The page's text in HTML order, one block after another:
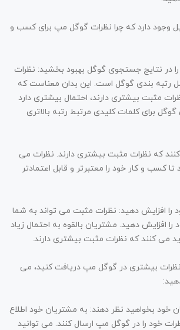
وجود دارد که چرا نظرات گوگل مپ برای کسب و
نتایج جستجوی گوگل بهبود بخشید: نظرات
رتبه بندی گوگل است. این بدان معناست که
مثبت بیشتری دارند، احتمال بیشتری دارد
برای کلمات کلیدی مرتبط رتبه بالاتری
که نظرات مثبت بیشتری دارند. نظرات می
کسب و کار خود را معتبرتر و قابل اعتمادتر
دهید: نظرات مثبت می تواند به شما
افزایش دهید. مشتریان بالقوه به احتمال زیاد
می کنند که نظرات مثبت بیشتری دارند.
بیشتری در گوگل مپ دریافت کنید، می
بخواهید نظر دهند: به مشتریان خود اطلاع
خود را در گوگل مپ ارسال کنند. می توانید